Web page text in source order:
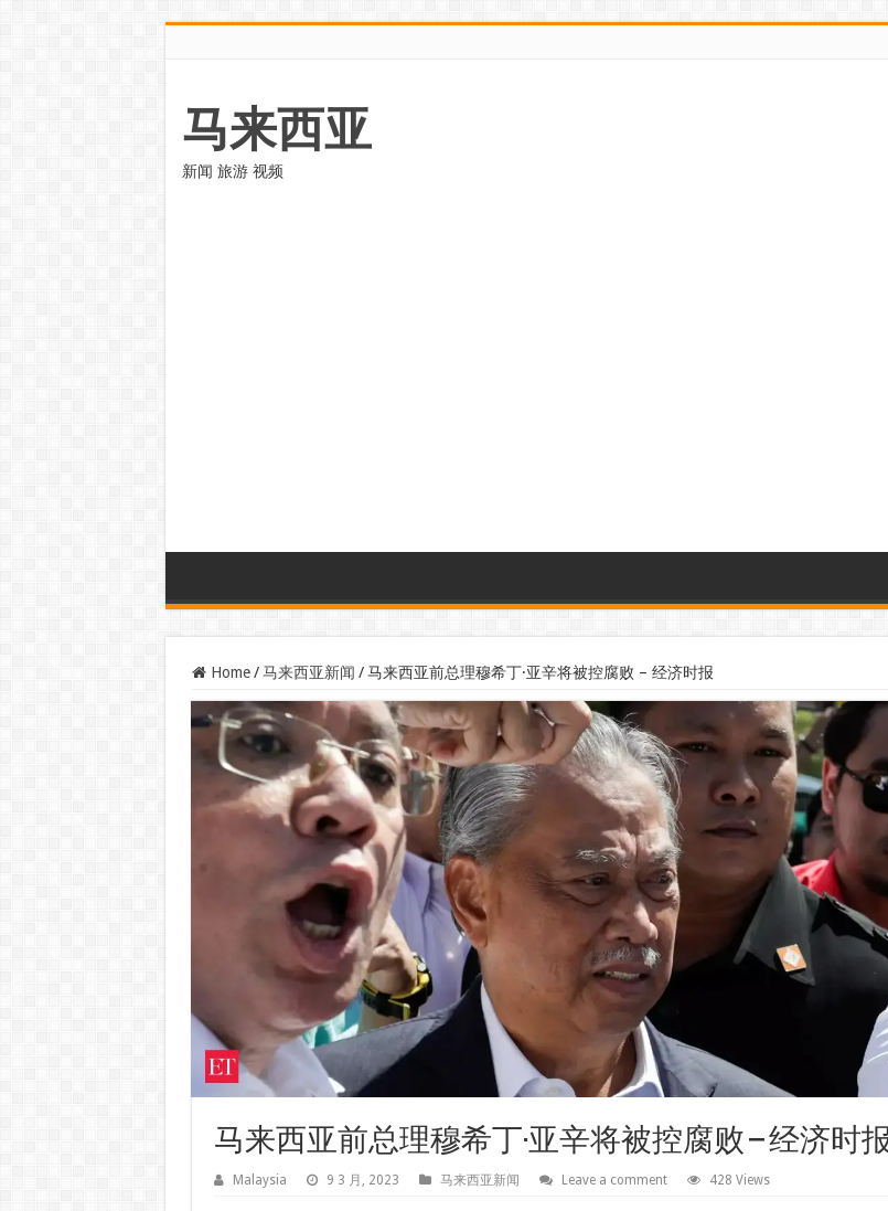
马来西亚
新闻 旅游 视频
Home / 马来西亚新闻 / 马来西亚前总理穆希丁·亚辛将被控腐败 – 经济时报
马来西亚前总理穆希丁·亚辛将被控腐败 – 经济时
Malaysia 9 3 月, 2023 马来西亚新闻 Leave a comment 428 Views